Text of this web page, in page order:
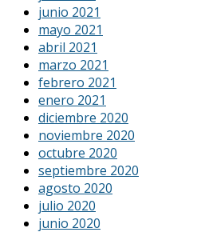
junio 2021
mayo 2021
abril 2021
marzo 2021
febrero 2021
enero 2021
diciembre 2020
noviembre 2020
octubre 2020
septiembre 2020
agosto 2020
julio 2020
junio 2020